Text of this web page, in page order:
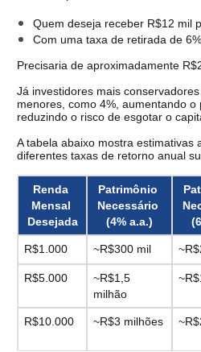
Quem deseja receber R$12 mil
Com uma taxa de retirada de
Precisaria de aproximadamente
Já investidores mais
menores, como 4%, aumentando
reduzindo o risco de esgotar o
A tabela abaixo mostra estimativas
diferentes taxas de retorno anual
Renda
Mensal
Desejada
Patrimônio
Necessário
(4% a.a.)
R$1.000 ~R$300 mil
R$5.000
~R$1,5
milhão
R$10.000 ~R$3 milhões